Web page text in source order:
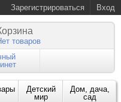
Зарегистрироваться Вход
товаров
Детский
мир
Дом, дача,
сад